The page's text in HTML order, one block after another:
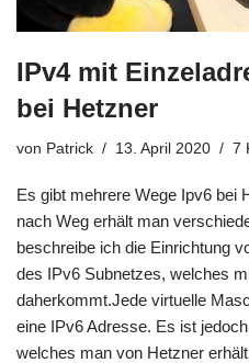
IPv4 mit
bei Hetzner
von Patrick 13. April 2020 7
Es gibt mehrere Wege Ipv6 bei
nach Weg erhält man
beschreibe ich die Einrichtung
des IPv6 Subnetzes, welches
daherkommt.Jede virtuelle
eine IPv6 Adresse. Es ist
welches man von Hetzner